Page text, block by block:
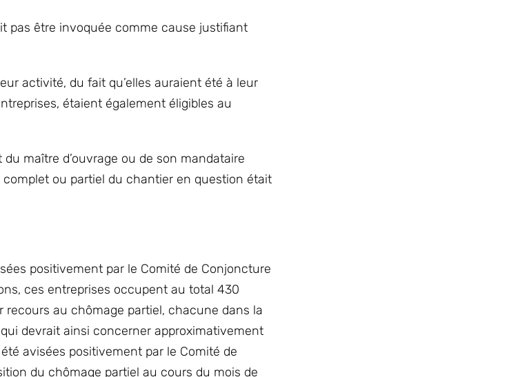
pas être invoquée comme cause justifiant
activité, du fait qu’elles auraient été à leur
étaient également éligibles au
maître d’ouvrage ou de son mandataire
complet ou partiel du chantier en question était
positivement par le Comité de Conjoncture
ces entreprises occupent au total 430
recours au chômage partiel, chacune dans la
devrait ainsi concerner approximativement
avisées positivement par le Comité de
du chômage partiel au cours du mois de